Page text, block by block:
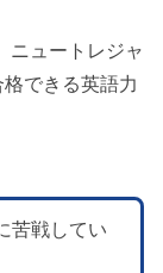
ニュートレジャ
できる英語力
苦戦してい